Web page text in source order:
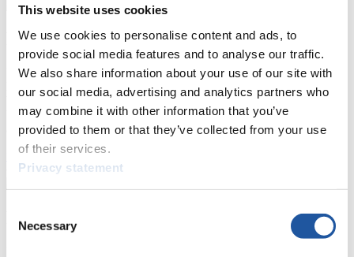
This website uses cookies
We use cookies to personalise content and ads, to
provide social media features and to analyse our traffic.
We also share information about your use of our site with
our social media, advertising and analytics partners who
may combine it with other information that you’ve
provided to them or that they’ve collected from your use
of their services.
Privacy statement
Selection
Necessary
Für Presse- und Medienvertreter
Hier finden Sie Informationen für Presse- und Medienvertreter. Sie
haben Zugriff auf Athletenbiographien und Informationen zu
Wettkämpfen. Außerdem können Sie Ihre Medienakkreditierung
beantragen, die Grundregeln des Rennrodelsports einsehen und
allgemeine Neuigkeiten einholen.
>> Weiter
Für Nationale Verbände